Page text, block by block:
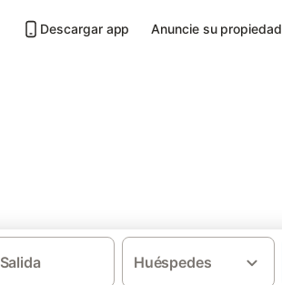
Descargar app Anuncie su propiedad
Salida Huéspedes